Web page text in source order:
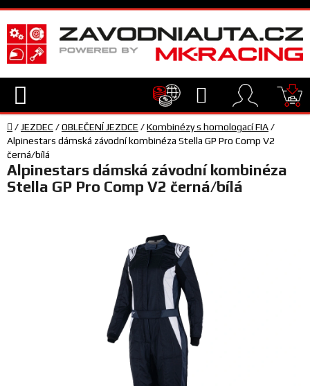
Přejít
na
obsah
Hledat
TECHNIKA
VYBAVENÍ
Domů
/ JEZDEC /OBLEČENÍ JEZDCE /Kombinézy s homologací FIA/
Alpinestars dámská závodní kombinéza Stella GP Pro Comp V2
černá/bílá
Alpinestars dámská závodní kombinéza
Stella GP Pro Comp V2 černá/bílá